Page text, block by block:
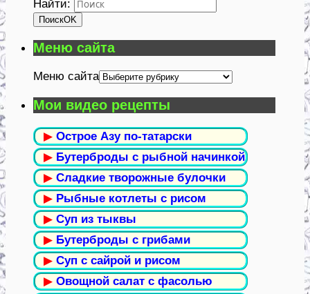
Найти:
ПоискOK
Меню сайта
Меню сайта
Мои видео рецепты
▶ Острое Азу по-татарски
▶ Бутерброды с рыбной начинкой
▶ Сладкие творожные булочки
▶ Рыбные котлеты с рисом
▶ Суп из тыквы
▶ Бутерброды с грибами
▶ Суп с сайрой и рисом
▶ Овощной салат с фасолью